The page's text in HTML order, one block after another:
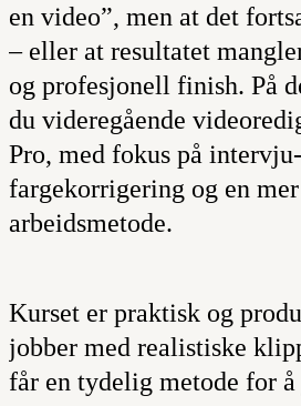
en video”, men at det
– eller at resultatet
og profesjonell finish. På
du videregående
Pro, med fokus på
fargekorrigering og en
arbeidsmetode.
Kurset er praktisk og
jobber med realistiske
får en tydelig metode for å